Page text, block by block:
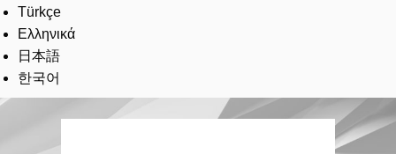
Türkçe
Ελληνικά
日本語
한국어